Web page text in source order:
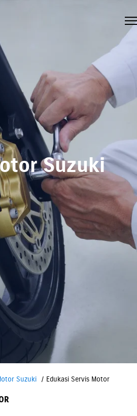
Suzuki
Suzuki Edukasi Servis Motor